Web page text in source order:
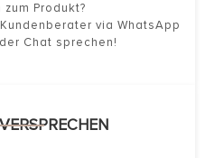
zum Produkt?
via WhatsApp
Chat sprechen!